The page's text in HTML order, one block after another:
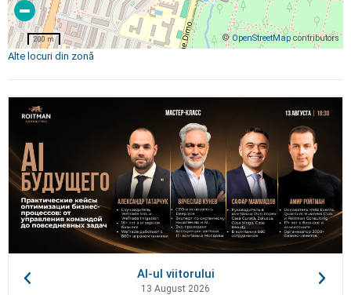
© OpenStreetMap contributors
200 m
Alte locuri din zonă
AI-ul viitorului
13 August 2026